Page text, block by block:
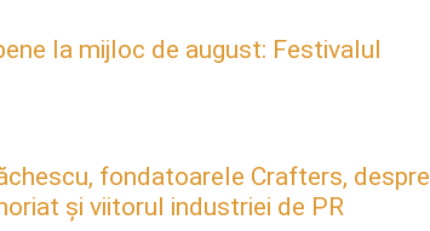
la mijloc de august: Festivalul
fondatoarele Crafters, despre
și viitorul industriei de PR